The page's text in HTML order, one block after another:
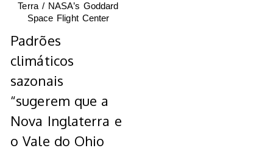
Terra / NASA’s Goddard
Space Flight Center
Padrões
climáticos
sazonais
“sugerem que a
Nova Inglaterra e
o Vale do Ohio